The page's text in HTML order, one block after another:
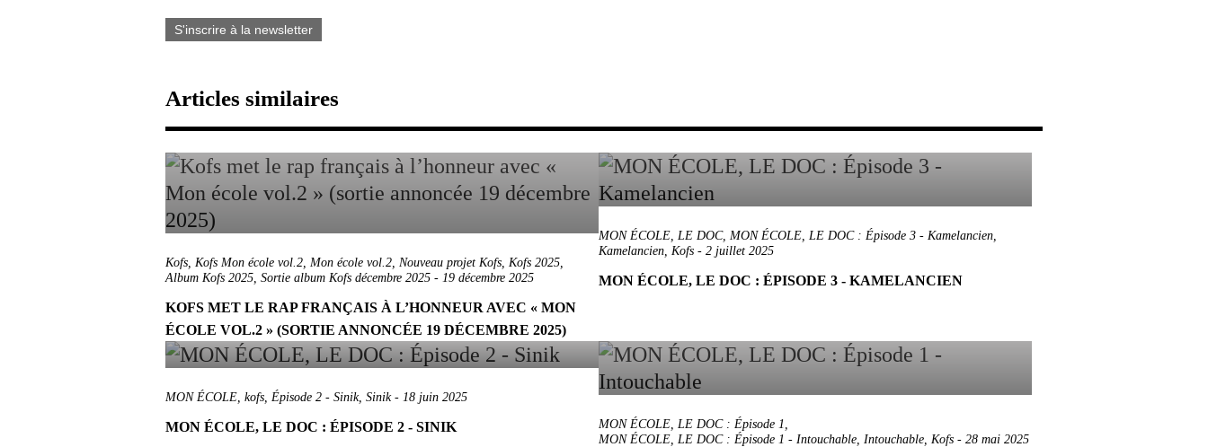
S'inscrire à la newsletter
Articles similaires
Kofs, Kofs Mon école vol.2, Mon école vol.2, Nouveau projet Kofs, Kofs 2025,
Album Kofs 2025, Sortie album Kofs décembre 2025 - 19 décembre 2025
KOFS MET LE RAP FRANÇAIS À L’HONNEUR AVEC « MON
ÉCOLE VOL.2 » (SORTIE ANNONCÉE 19 DÉCEMBRE 2025)
MON ÉCOLE, LE DOC, MON ÉCOLE, LE DOC : Épisode 3 - Kamelancien,
Kamelancien, Kofs - 2 juillet 2025
MON ÉCOLE, LE DOC : ÉPISODE 3 - KAMELANCIEN
MON ÉCOLE, kofs, Épisode 2 - Sinik, Sinik- 18 juin 2025
MON ÉCOLE, LE DOC : ÉPISODE 2 - SINIK MON ÉCOLE, LE DOC : Épisode 1,
MON ÉCOLE, LE DOC : Épisode 1 - Intouchable, Intouchable, Kofs - 28 mai 2025